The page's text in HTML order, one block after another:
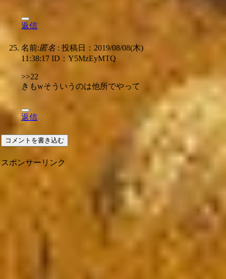
返信
名前:匿名 : 投稿日：2019/08/08(木)
11:38:17 ID：Y5MzEyMTQ
>>22
きもwそういうのは他所でやって
返信
コメントを書き込む
スポンサーリンク